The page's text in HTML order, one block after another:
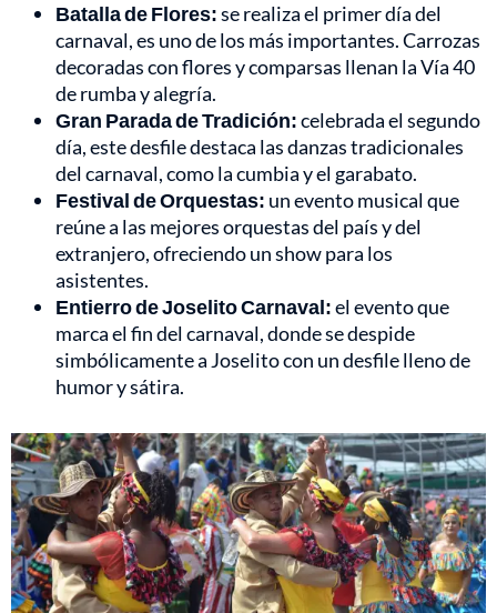
Batalla de Flores:se realiza el primer día del
carnaval, es uno de los más importantes. Carrozas
decoradas con flores y comparsas llenan la Vía 40
de rumba y alegría.
Gran Parada de Tradición:celebrada el segundo
día, este desfile destaca las danzas tradicionales
del carnaval, como la cumbia y el garabato.
Festival de Orquestas: un evento musical que
reúne a las mejores orquestas del país y del
extranjero, ofreciendo un show para los
asistentes.
Entierro de Joselito Carnaval:el evento que
marca el fin del carnaval, donde se despide
simbólicamente a Joselito con un desfile lleno de
humor y sátira.